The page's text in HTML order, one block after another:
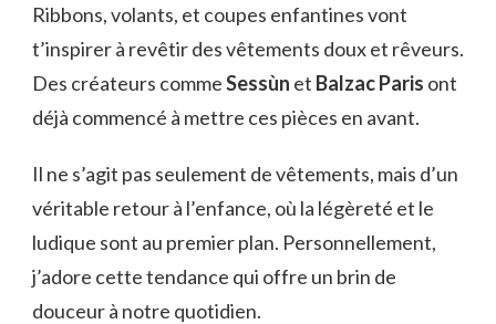
Ribbons, volants, et coupes enfantines vont
t’inspirer à revêtir des vêtements doux et rêveurs.
Des créateurs commeSessùn et Balzac Paris ont
déjà commencé à mettre ces pièces en avant.
Il ne s’agit pas seulement de vêtements, mais d’un
véritable retour à l’enfance, où la légèreté et le
ludique sont au premier plan. Personnellement,
j’adore cette tendance qui offre un brin de
douceur à notre quotidien.